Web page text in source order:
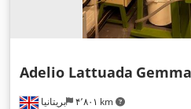
بریتانیا ۴٬۸۰۱ km
Adelio Lattuada